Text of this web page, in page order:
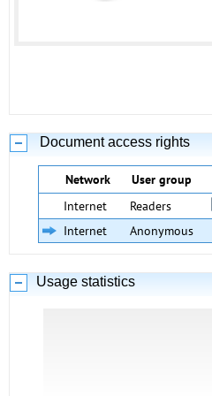
Document access rights
Network User group
Internet
Readers
Internet
Anonymous
Usage statistics